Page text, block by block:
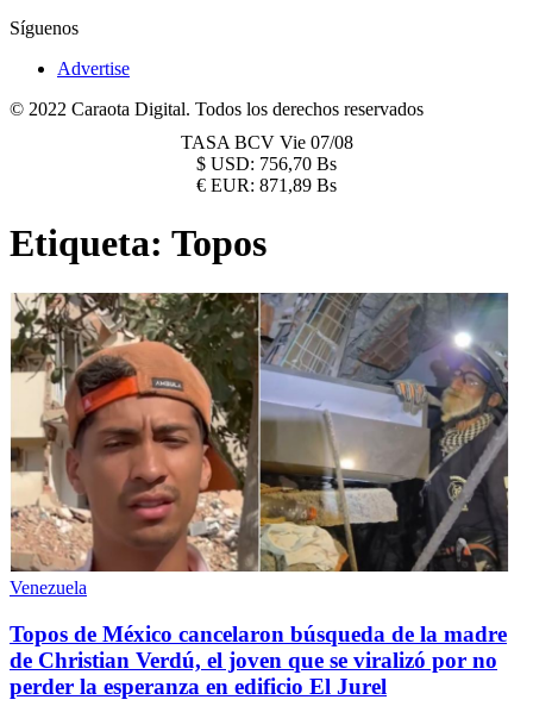
Síguenos
Advertise
© 2022 Caraota Digital. Todos los derechos reservados
TASA BCV Vie 07/08
$ USD: 756,70 Bs
€ EUR: 871,89 Bs
Etiqueta: Topos
Venezuela
Topos de México cancelaron búsqueda de la madre
de Christian Verdú, el joven que se viralizó por no
perder la esperanza en edificio El Jurel